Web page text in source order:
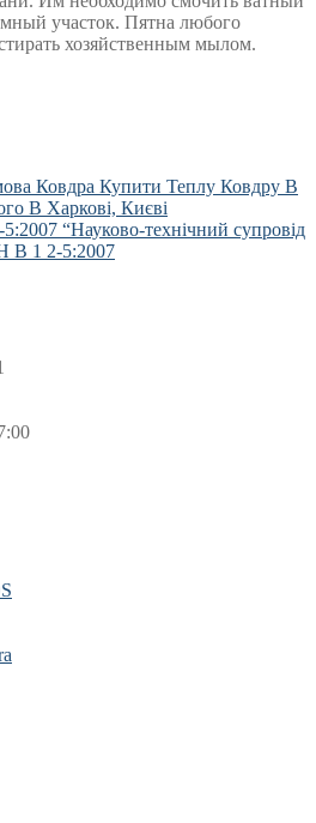
участок. Пятна любого
хозяйственным мылом.
Ковдра Купити Теплу Ковдру В
В Харкові, Києві
“Науково-технічний супровід
В 1 2-5:2007